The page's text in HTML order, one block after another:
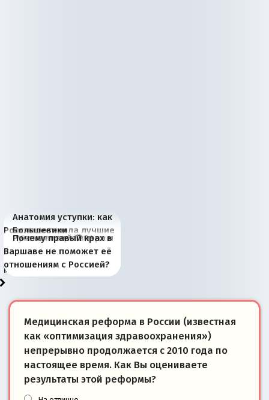
Анатомия уступки: как
Россия потеряла лучшие
рыбопромысловые
районы Баренцева
моря
Большевики
отличаются от «Яблока»
тем, что они -
победители
Киевская марионетка
Запада рассказала о
«переобувании» хозяев
В России назрели
перемены: 15 шагов к
суверенной экономике
Миграционный пожар
Европы
Россия начинает
сбрасывать балласт
Анкориджа
Россия зимой 1904
года: первые уступки во
внутренней политике
Русская нация вчера и
сегодня
Почему правый крах в
Варшаве не поможет её
отношениям с Россией?
Медицинская реформа в России (известная
как «оптимизация здравоохранения»)
непрерывно продолжается с 2010 года по
настоящее время. Как Вы оцениваете
результаты этой реформы?